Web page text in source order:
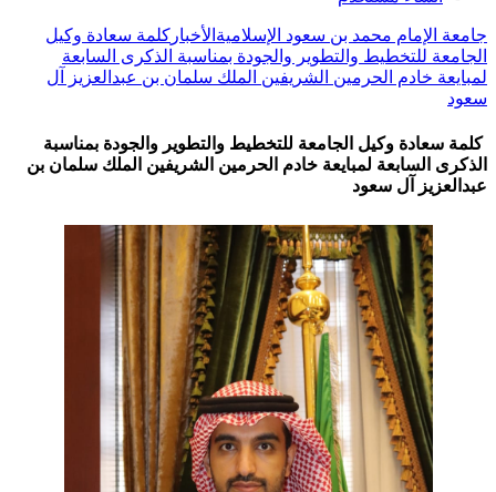
جامعة الإمام محمد بن سعود الإسلامية الأخبار كلمة سعادة وكيل
الجامعة للتخطيط والتطوير والجودة بمناسبة الذكرى السابعة
لمبايعة خادم الحرمين الشريفين الملك سلمان بن عبدالعزيز آل
سعود
كلمة سعادة وكيل الجامعة للتخطيط والتطوير والجودة بمناسبة
الذكرى السابعة لمبايعة خادم الحرمين الشريفين الملك سلمان بن
عبدالعزيز آل سعود